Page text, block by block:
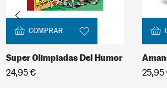
Humor
COMPRAR
Amaneceres En Yenín